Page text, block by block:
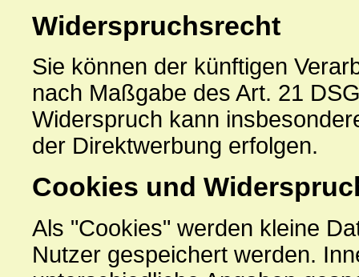
Widerspruchsrecht
Sie können der künftigen
nach Maßgabe des Art. 21
Widerspruch kann
der Direktwerbung erfolgen.
Cookies und
Als "Cookies" werden kleine
Nutzer gespeichert werden.